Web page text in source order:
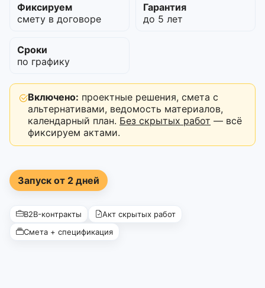
Фиксируем
смету в договоре
Гарантия
до 5 лет
Сроки
по графику
Включено: проектные решения, смета с
альтернативами, ведомость материалов,
календарный план. Без скрытых работ — всё
фиксируем актами.
Запуск от 2 дней
B2B-контракты
Акт скрытых работ
Смета + спецификация